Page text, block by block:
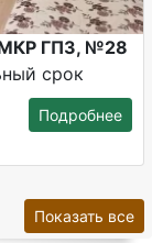
ГПЗ, №28
срок
Подробнее
Показать все